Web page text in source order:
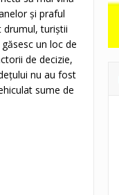
şi praful
drumul, turiştii
un loc de
de decizie,
nu au fost
sume de